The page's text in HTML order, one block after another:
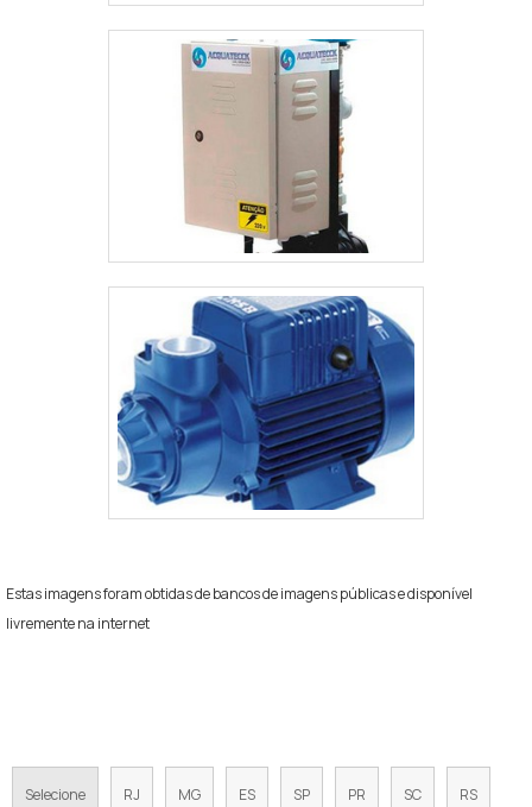
Estas imagens foram obtidas de bancos de imagens públicas e disponível
livremente na internet
Selecione RJ MG ES SP PR SC RS